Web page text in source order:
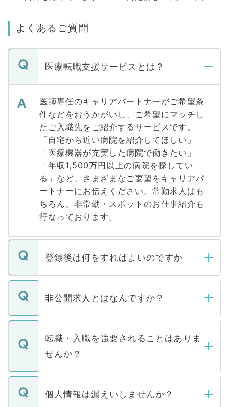
よくあるご質問
医療転職支援サービスとは？
医師専任のキャリアパートナーがご希望条
件などをおうかがいし、ご希望にマッチし
たご入職先をご紹介するサービスです。
「自宅から近い病院を紹介してほしい」
「医療機器が充実した病院で働きたい」
「年収1,500万円以上の病院を探してい
る」など、さまざまなご要望をキャリアパ
ートナーにお伝えください。常勤求人はも
ちろん、非常勤・スポットのお仕事紹介も
行なっております。
登録後は何をすればよいのですか
ご登録いただきましたら、弊社担当者がご
登録内容を確認し、その後メールもしくは
ます。通常、5営業日以内にはご連絡をせて
いただきますので、しばらくお待ちくださ
非公開求人とはなんですか？
マイナビDOCTORで取り扱っている求人の
うち約3割は、Webサイトからご覧いただ
けない「非公開求人」です。非公開求人は
下記の理由によって、一般には公開してい
ません。
■応募殺到を避けるため 人気のある医療機
転職・入職を強要されることはありま
せんか？
転職・入職を強要することは一切ありませ
ん。また、仮に応募先から内定をいただい
個人情報は漏えいしませんか？